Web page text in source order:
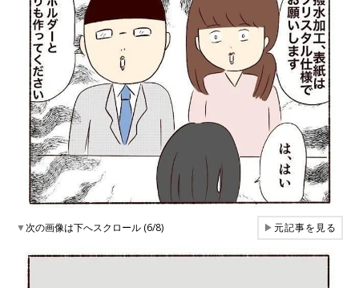
▼次の画像は下へスクロール (6/8) ▶元記事を見る